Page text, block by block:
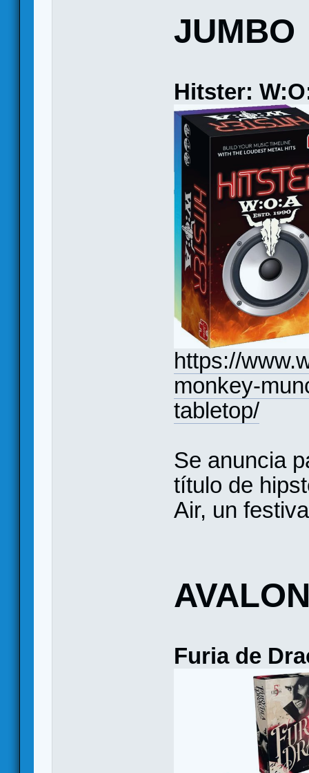
JUMBO
Hitster:
https://
monkey-
tabletop/
Se anuncia
título de
Air, un
Furia de